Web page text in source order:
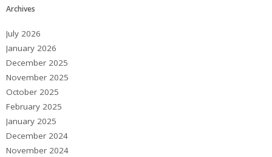
Archives
July 2026
January 2026
December 2025
November 2025
October 2025
February 2025
January 2025
December 2024
November 2024